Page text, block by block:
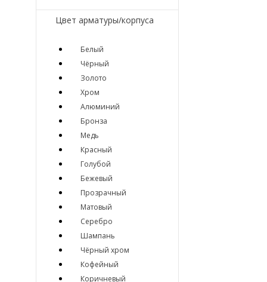
Цвет арматуры/корпуса
Белый
Чёрный
Золото
Хром
Алюминий
Бронза
Медь
Красный
Голубой
Бежевый
Прозрачный
Матовый
Серебро
Шампань
Чёрный хром
Кофейный
Коричневый